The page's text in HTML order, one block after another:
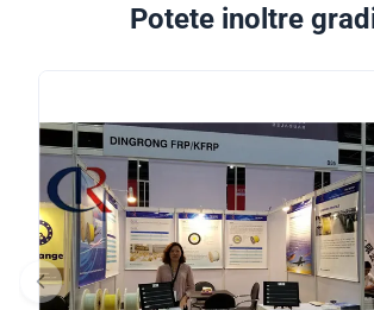
Potete inoltre